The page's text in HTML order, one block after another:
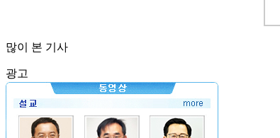
많이 본 기사
광고